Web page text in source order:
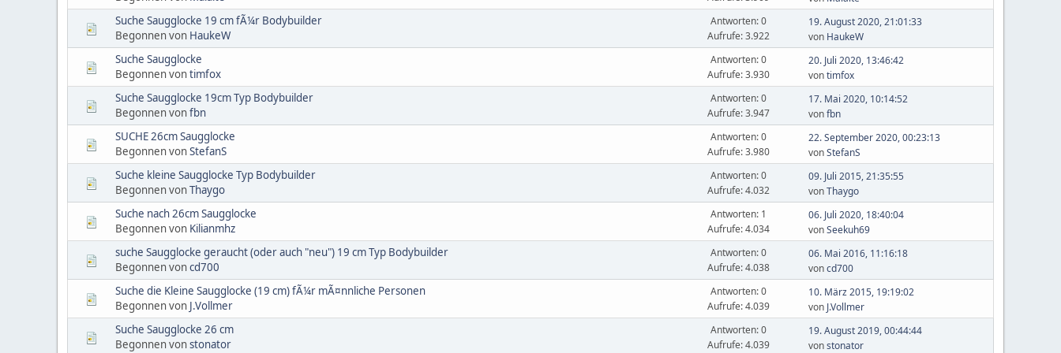
Suche Saugglocke 19 cm fÃ¼r Bodybuilder
Begonnen von HaukeW
Antworten: 0
Aufrufe: 3.922
19. August 2020, 21:01:33
von HaukeW
Suche Saugglocke
Begonnen vontimfox
Antworten: 0
Aufrufe: 3.930
20. Juli 2020, 13:46:42
vontimfox
Suche Saugglocke 19cm Typ Bodybuilder
Begonnen vonfbn
Antworten: 0
Aufrufe: 3.947
17. Mai 2020, 10:14:52
vonfbn
SUCHE 26cm Saugglocke
Begonnen vonStefanS
Antworten: 0
Aufrufe: 3.980
22. September 2020, 00:23:13
vonStefanS
Suche kleine Saugglocke Typ Bodybuilder
Begonnen vonThaygo
Antworten: 0
Aufrufe: 4.032
09. Juli 2015, 21:35:55
vonThaygo
Suche nach 26cm Saugglocke
Begonnen von Kilianmhz
Antworten: 1
Aufrufe: 4.034
06. Juli 2020, 18:40:04
vonSeekuh69
suche Saugglocke geraucht (oder auch "neu") 19 cm Typ Bodybuilder
Begonnen voncd700
Antworten: 0
Aufrufe: 4.038
06. Mai 2016, 11:16:18
voncd700
Suche die Kleine Saugglocke (19 cm) fÃ¼r mÃ¤nnliche Personen
Begonnen von J.Vollmer
Antworten: 0
Aufrufe: 4.039
10. März 2015, 19:19:02
von J.Vollmer
Suche Saugglocke 26 cm
Begonnen vonstonator
Antworten: 0
Aufrufe: 4.039
19. August 2019, 00:44:44
vonstonator